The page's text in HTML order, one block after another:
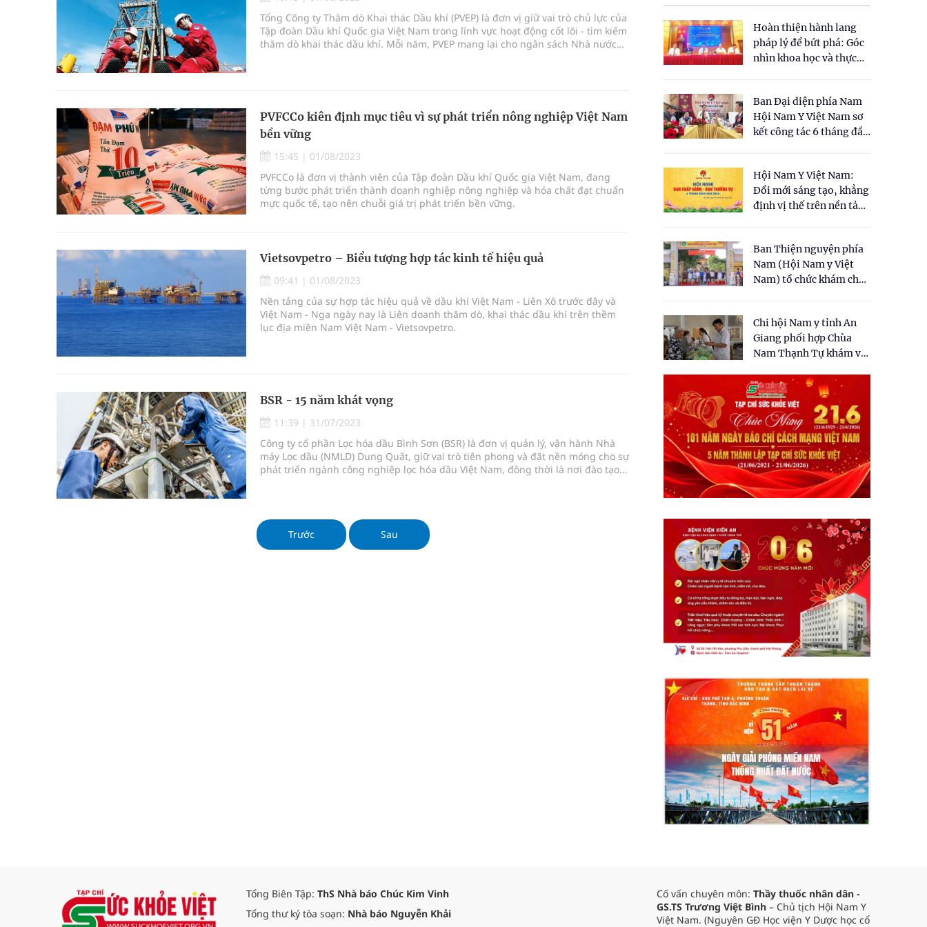
Quan Bằng Chứng Dược Lý Và Cơ Chế Phân Tử
Xây dựng bản đồ mạng lưới cấp cứu ngoại viện toàn quốc
Đắk Lắk: Đẩy nhanh tiến độ khám sức khỏe định kỳ, khám sàng lọc cho người dân
Tổng Công ty Thăm dò Khai thác Dầu khí (PVEP) là đơn vị giữ vai trò chủ lực của
Tập đoàn Dầu khí Quốc gia Việt Nam trong lĩnh vực hoạt động cốt lõi - tìm kiếm
thăm dò khai thác dầu khí. Mỗi năm, PVEP mang lại cho ngân sách Nhà nước
PVFCCo kiên định mục tiêu vì sự phát triển nông nghiệp Việt Nam
bền vững
15:45 | 01/08/2023
PVFCCo là đơn vị thành viên của Tập đoàn Dầu khí Quốc gia Việt Nam, đang
từng bước phát triển thành doanh nghiệp nông nghiệp và hóa chất đạt chuẩn
mực quốc tế, tạo nên chuỗi giá trị phát triển bền vững.
Vietsovpetro – Biểu tượng hợp tác kinh tế hiệu quả
09:41 | 01/08/2023
Nền tảng của sự hợp tác hiệu quả về dầu khí Việt Nam - Liên Xô trước đây và
Việt Nam - Nga ngày nay là Liên doanh thăm dò, khai thác dầu khí trên thềm
lục địa miền Nam Việt Nam - Vietsovpetro.
BSR - 15 năm khát vọng
11:39 | 31/07/2023
Công ty cổ phần Lọc hóa dầu Bình Sơn (BSR) là đơn vị quản lý, vận hành Nhà
máy Lọc dầu (NMLD) Dung Quất, giữ vai trò tiên phong và đặt nền móng cho sự
phát triển ngành công nghiệp lọc hóa dầu Việt Nam, đồng thời là nơi đào tạo
Trước Sau
Hoàn thiện hành lang
pháp lý để bứt phá: Góc
nhìn khoa học và thực
cho Luật Y dược cổ
truyền Việt Nam"
Ban Đại diện phía Nam
Hội Nam Y Việt Nam sơ
kết công tác 6 tháng đầu
Hội Nam Y Việt Nam:
Đổi mới sáng tạo, khẳng
định vị thế trên nền tảng
Ban Thiện nguyện phía
Nam (Hội Nam y Việt
Nam) tổ chức khám chữa
dân tại xã Tân Tập
Chi hội Nam y tỉnh An
Giang phối hợp Chùa
Nam Thạnh Tự khám và
nhân dân
Tổng Biên Tập: ThS Nhà báo Chúc Kim Vinh
Tổng thư ký tòa soạn: Nhà báo Nguyễn Khải
Cố vấn chuyên môn: Thầy thuốc nhân dân -
GS.TS Trương Việt Bình – Chủ tịch Hội Nam Y
Việt Nam. (Nguyên GĐ Học viện Y Dược học cổ